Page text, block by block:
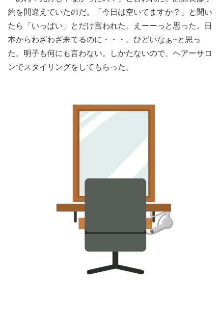
約を間違えていたのだ。「今日は空いてますか？」と聞い
たら「いっぱい」とだけ言われた。えーーっと思った。日
本からわざわざ来てるのに・・・。ひどいなぁ~と思っ
た。明子も何にも言わない。しかたないので、ヘアーサロ
ンでスタイリングをしてもらった。